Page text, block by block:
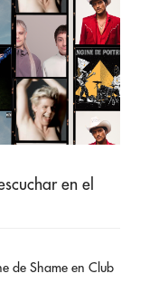
en el
de Shame en Club